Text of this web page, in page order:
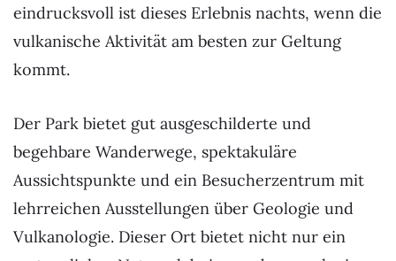
eindrucksvoll ist dieses Erlebnis nachts, wenn die
vulkanische Aktivität am besten zur Geltung
kommt.
Der Park bietet gut ausgeschilderte und
begehbare Wanderwege, spektakuläre
Aussichtspunkte und ein Besucherzentrum mit
lehrreichen Ausstellungen über Geologie und
Vulkanologie. Dieser Ort bietet nicht nur ein